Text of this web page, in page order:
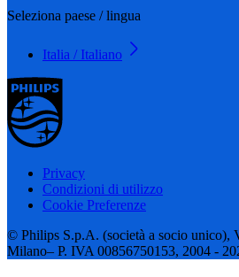
Seleziona paese / lingua
Italia / Italiano
Privacy
Condizioni di utilizzo
Cookie Preferenze
© Philips S.p.A. (società a socio unico),
Milano– P. IVA 00856750153, 2004 -